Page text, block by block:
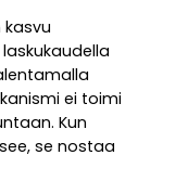
ei toimi
Kun
se nostaa